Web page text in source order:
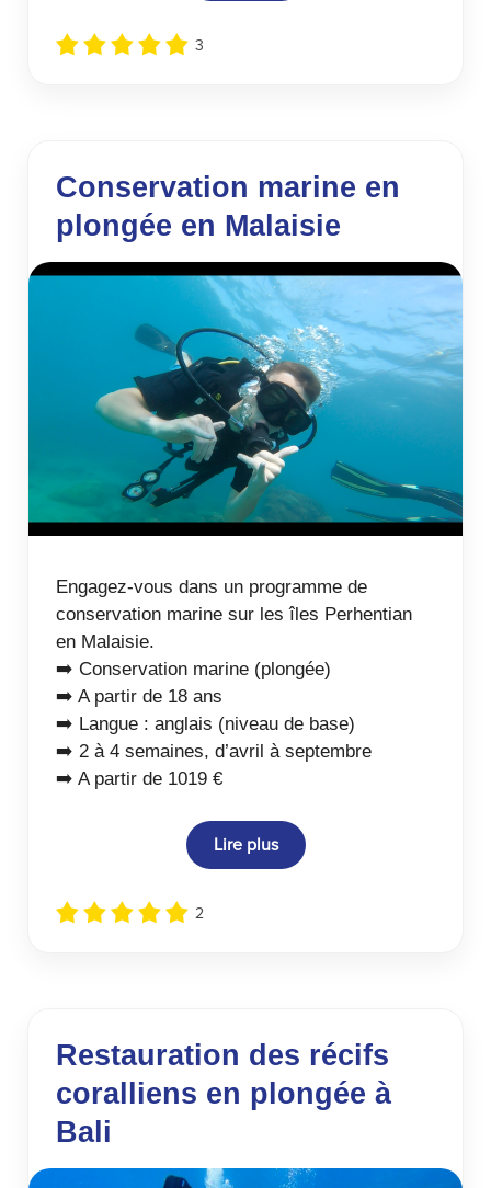
3
Conservation marine en
plongée en Malaisie
Engagez-vous dans un programme de
conservation marine sur les îles Perhentian
en Malaisie.
➡️ Conservation marine (plongée)
➡️ A partir de 18 ans
➡️ Langue : anglais (niveau de base)
➡️ 2 à 4 semaines, d’avril à septembre
➡️ A partir de 1019 €
Lire plus
2
Restauration des récifs
coralliens en plongée à
Bali